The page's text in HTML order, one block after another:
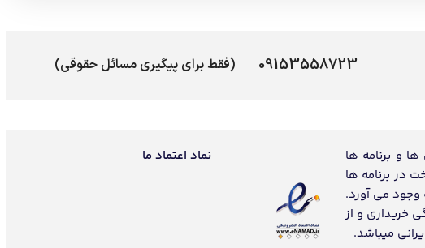
09153558723 (فقط برای پیگیری مسائل حقوقی)
و برنامه ها
در برنامه ها
وجود می آورد.
خریداری و از
نماد اعتماد ما